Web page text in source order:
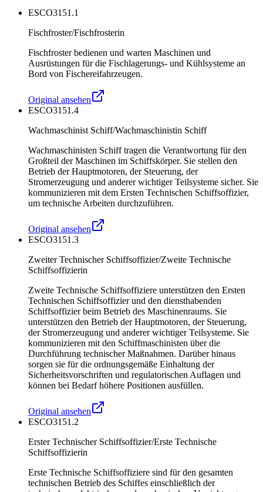
ESCO3151.1
Fischfroster/Fischfrosterin
Fischfroster bedienen und warten Maschinen und
Ausrüstungen für die Fischlagerungs- und Kühlsysteme an
Bord von Fischereifahrzeugen.
Original ansehen
ESCO3151.4
Wachmaschinist Schiff/Wachmaschinistin Schiff
Wachmaschinisten Schiff tragen die Verantwortung für den
Großteil der Maschinen im Schiffskörper. Sie stellen den
Betrieb der Hauptmotoren, der Steuerung, der
Stromerzeugung und anderer wichtiger Teilsysteme sicher. Sie
kommunizieren mit dem Ersten Technischen Schiffsoffizier,
um technische Arbeiten durchzuführen.
Original ansehen
ESCO3151.3
Zweiter Technischer Schiffsoffizier/Zweite Technische
Schiffsoffizierin
Zweite Technische Schiffsoffiziere unterstützen den Ersten
Technischen Schiffsoffizier und den diensthabenden
Schiffsoffizier beim Betrieb des Maschinenraums. Sie
unterstützen den Betrieb der Hauptmotoren, der Steuerung,
der Stromerzeugung und anderer wichtiger Teilsysteme. Sie
kommunizieren mit den Schiffmaschinisten über die
Durchführung technischer Maßnahmen. Darüber hinaus
sorgen sie für die ordnungsgemäße Einhaltung der
Sicherheitsvorschriften und regulatorischen Auflagen und
können bei Bedarf höhere Positionen ausfüllen.
Original ansehen
ESCO3151.2
Erster Technischer Schiffsoffizier/Erste Technische
Schiffsoffizierin
Erste Technische Schiffsoffiziere sind für den gesamten
technischen Betrieb des Schiffes einschließlich der